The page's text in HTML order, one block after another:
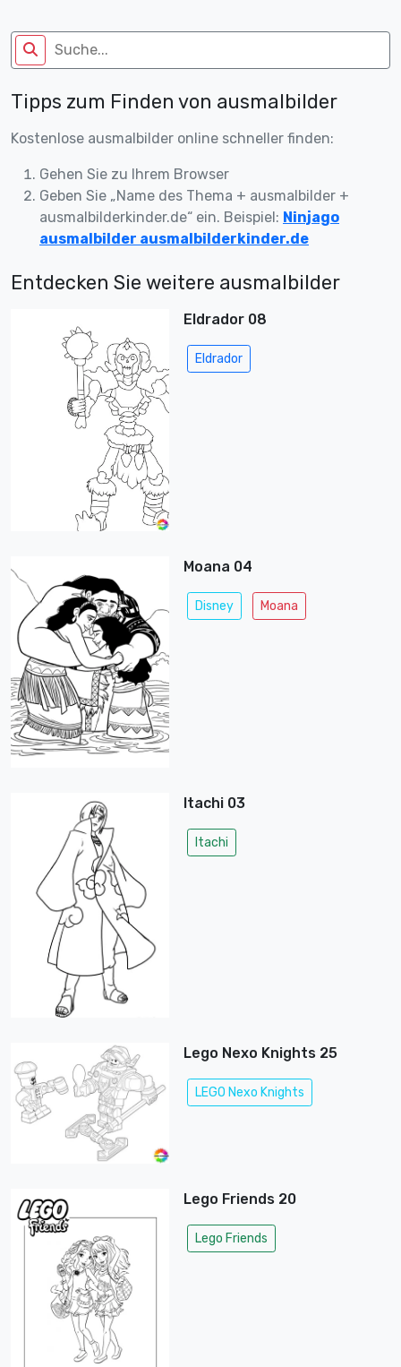
Tipps zum Finden von ausmalbilder
Kostenlose ausmalbilder online schneller finden:
Gehen Sie zu Ihrem Browser
Geben Sie „Name des Thema + ausmalbilder +
ausmalbilderkinder.de“ ein. Beispiel: Ninjago
ausmalbilder ausmalbilderkinder.de
Entdecken Sie weitere ausmalbilder
Eldrador 08
Eldrador
Moana 04
Disney Moana
Itachi 03
Itachi
Lego Nexo Knights 25
LEGO Nexo Knights
Lego Friends 20
Lego Friends